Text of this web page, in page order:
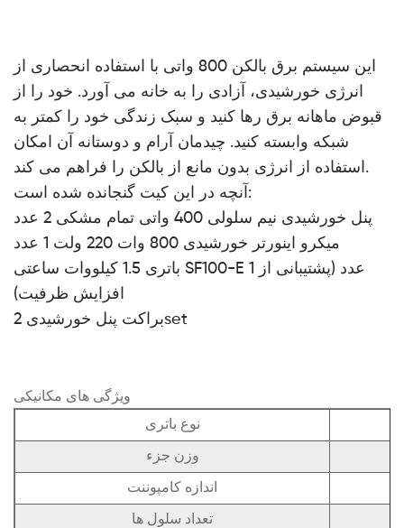
این سیستم برق بالکن 800 واتی با استفاده انحصاری از
انرژی خورشیدی، آزادی را به خانه می آورد. خود را از
قبوض ماهانه برق رها کنید و سبک زندگی خود را کمتر به
شبکه وابسته کنید. چیدمان آرام و دوستانه آن امکان
استفاده از انرژی بدون مانع از بالکن را فراهم می کند.
آنچه در این کیت گنجانده شده است:
پنل خورشیدی نیم سلولی 400 واتی تمام مشکی 2 عدد
میکرو اینورتر خورشیدی 800 وات 220 ولت 1 عدد
باتری 1.5 کیلووات ساعتی SF100-E 1 عدد (پشتیبانی از
افزایش ظرفیت)
براکت پنل خورشیدی 2set
ویژگی های مکانیکی
نوع باتری
وزن جزء
اندازه کامپوننت
تعداد سلول ها